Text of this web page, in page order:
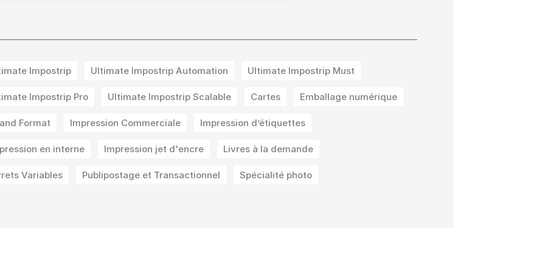
Impostrip Ultimate Impostrip Automation Ultimate Impostrip Must
Impostrip Pro Ultimate Impostrip Scalable Cartes Emballage numérique
Format Impression Commerciale Impression d’étiquettes
en interne Impression jet d'encre Livres à la demande
Variables Publipostage et Transactionnel Spécialité photo